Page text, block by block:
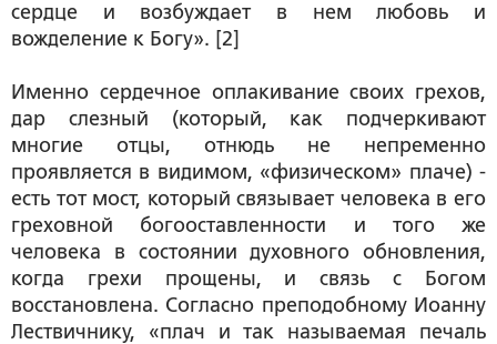
сердце и возбуждает в нем любовь и
вожделение к Богу». [2]
Именно сердечное оплакивание своих грехов,
дар слезный (который, как подчеркивают
многие отцы, отнюдь не непременно
проявляется в видимом, «физическом» плаче) -
есть тот мост, который связывает человека в его
греховной богооставленности и того же
человека в состоянии духовного обновления,
когда грехи прощены, и связь с Богом
восстановлена. Согласно преподобному Иоанну
Лествичнику, «плач и так называемая печаль